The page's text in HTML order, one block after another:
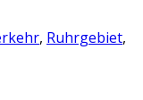
, Ruhrgebiet,